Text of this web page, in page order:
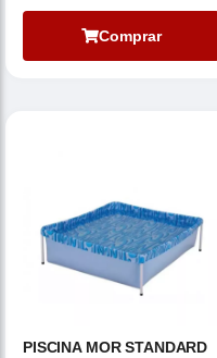
Comprar
PISCINA MOR STANDARD